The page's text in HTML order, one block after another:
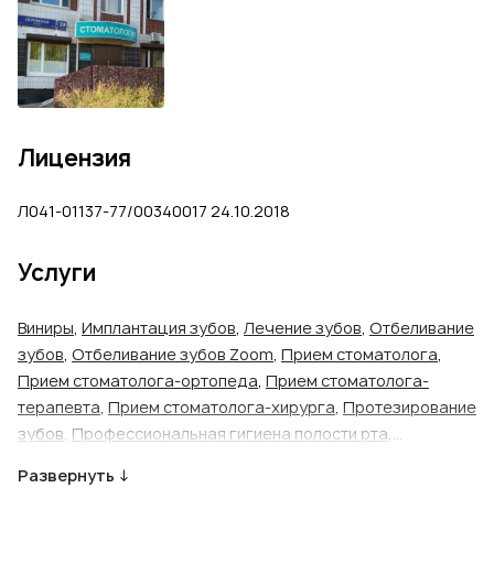
Лицензия
Л041-01137-77/00340017 24.10.2018
Услуги
Виниры, Имплантация зубов, Лечение зубов, Отбеливание
зубов, Отбеливание зубов Zoom, Прием стоматолога,
Прием стоматолога-ортопеда, Прием стоматолога-
терапевта, Прием стоматолога-хирурга, Протезирование
зубов, Профессиональная гигиена полости рта,
зуба (сложное)
Развернуть ↓